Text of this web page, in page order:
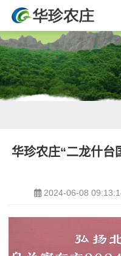
华珍农庄“二龙什台
2024-06-08